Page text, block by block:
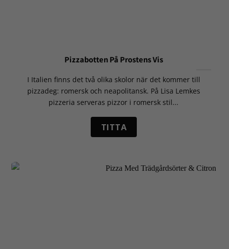
Pizzabotten På Prostens Vis
I Italien finns det två olika skolor när det kommer till
pizzadeg: romersk och neapolitansk. På Lisa Lemkes
pizzeria serveras pizzor i romersk stil...
TITTA